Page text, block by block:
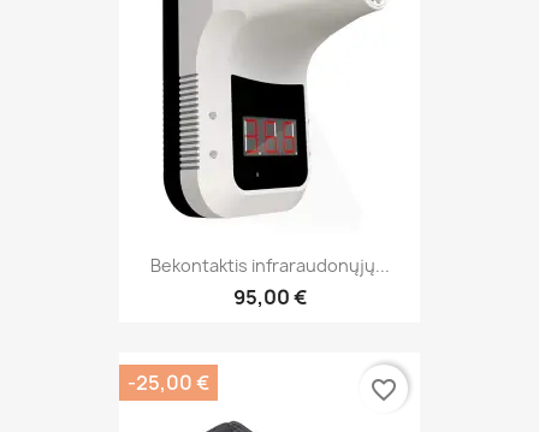
Bekontaktis infraraudonųjų...
95,00 €
-25,00 € favorite_border